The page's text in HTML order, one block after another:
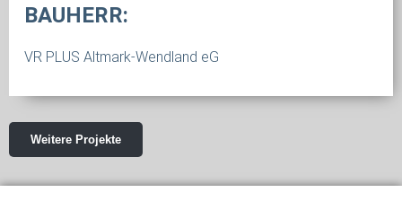
BAUHERR:
VR PLUS Altmark-Wendland eG
Weitere Projekte